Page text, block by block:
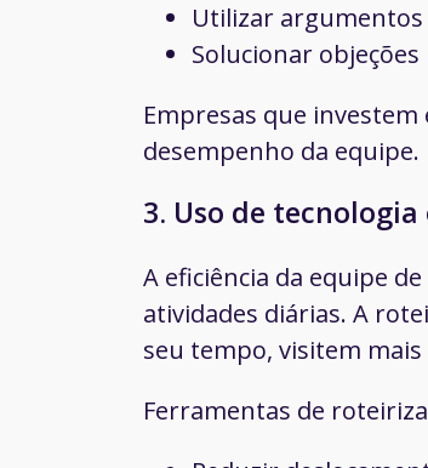
Utilizar argumentos
Solucionar
Empresas que
desempenho da equipe.
3. Uso de
A eficiência da equipe
atividades diárias. A
seu tempo, visitem
Ferramentas de